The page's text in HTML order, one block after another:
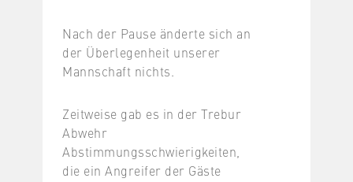
Nach der Pause änderte sich an
der Überlegenheit unserer
Mannschaft nichts.
Zeitweise gab es in der Trebur
Abwehr
Abstimmungsschwierigkeiten,
die ein Angreifer der Gäste